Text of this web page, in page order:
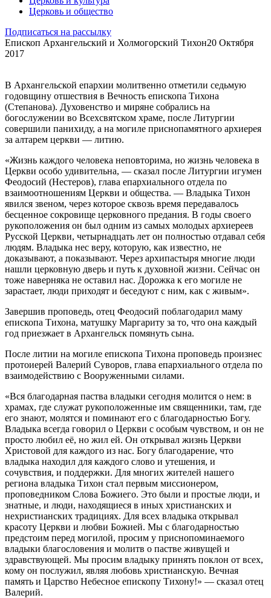
Церковь и общество
Подписаться на рассылку
Епископ Архангельский и Холмогорский Тихон20 Октября
2017
В Архангельской епархии молитвенно отметили седьмую
годовщину отшествия в Вечность епископа Тихона
(Степанова). Духовенство и миряне собрались на
богослужении во Всехсвятском храме, после Литургии
совершили панихиду, а на могиле приснопамятного архиерея
за алтарем церкви — литию.
«Жизнь каждого человека неповторима, но жизнь человека в
Церкви особо удивительна, — сказал после Литургии игумен
Феодосий (Нестеров), глава епархиального отдела по
взаимоотношениям Церкви и общества. — Владыка Тихон
явился звеном, через которое сквозь время передавалось
бесценное сокровище церковного предания. В годы своего
рукоположения он был одним из самых молодых архиереев
Русской Церкви, четырнадцать лет он полностью отдавал себя
людям. Владыка нес веру, которую, как известно, не
доказывают, а показывают. Через архипастыря многие люди
нашли церковную дверь и путь к духовной жизни. Сейчас он
тоже наверняка не оставил нас. Дорожка к его могиле не
зарастает, люди приходят и беседуют с ним, как с живым».
Завершив проповедь, отец Феодосий поблагодарил маму
епископа Тихона, матушку Маргариту за то, что она каждый
год приезжает в Архангельск помянуть сына.
После литии на могиле епископа Тихона проповедь произнес
протоиерей Валерий Суворов, глава епархиального отдела по
взаимодействию с Вооруженными силами.
«Вся благодарная паства владыки сегодня молится о нем: в
храмах, где служат рукоположенные им священники, там, где
его знают, молятся и поминают его с благодарностью Богу.
Владыка всегда говорил о Церкви с особым чувством, и он не
просто любил её, но жил ей. Он открывал жизнь Церкви
Христовой для каждого из нас. Богу благодарение, что
владыка находил для каждого слово и утешения, и
сочувствия, и поддержки. Для многих жителей нашего
региона владыка Тихон стал первым миссионером,
проповедником Слова Божиего. Это были и простые люди, и
знатные, и люди, находящиеся в иных христианских и
нехристианских традициях. Для всех владыка открывал
красоту Церкви и любви Божией. Мы с благодарностью
предстоим перед могилой, просим у приснопоминаемого
владыки благословения и молитв о пастве живущей и
здравствующей. Мы просим владыку принять поклон от всех,
кому он послужил, являя любовь христианскую. Вечная
память и Царство Небесное епископу Тихону!» — сказал отец
Валерий.